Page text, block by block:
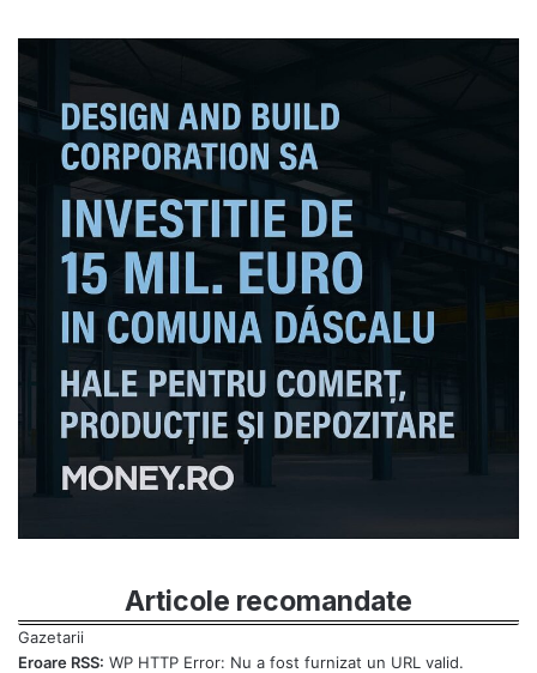
Articole recomandate
Eroare RSS: WP HTTP Error: Nu a fost furnizat un URL valid.